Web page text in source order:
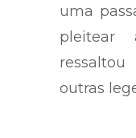
uma